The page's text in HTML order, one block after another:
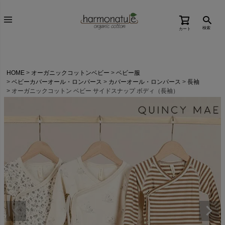
カート 検索
HOME オーガニックコットンベビー
ベビー服
ベビーカバーオール・ロンパース
カバーオール・ロンパース
長袖
オーガニックコットン ベビー サイドスナップ ボディ（長袖）